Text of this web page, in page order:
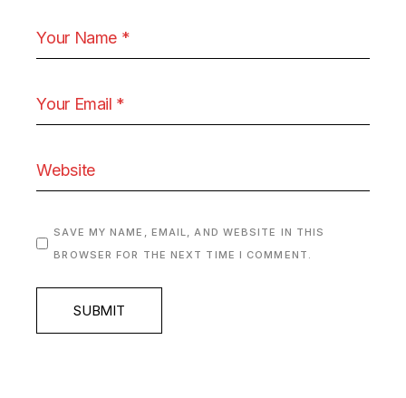
SAVE MY NAME, EMAIL, AND WEBSITE IN THIS
BROWSER FOR THE NEXT TIME I COMMENT.
SUBMIT